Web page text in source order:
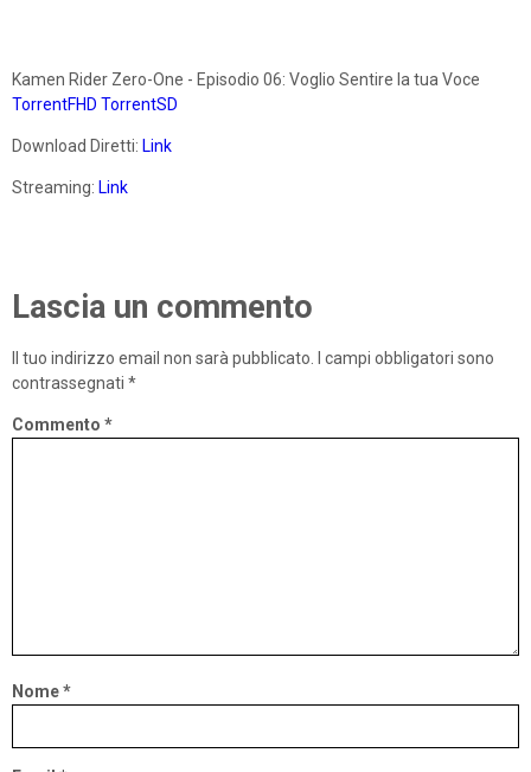
Kamen Rider Zero-One - Episodio 06: Voglio Sentire la tua Voce
TorrentFHD TorrentSD
Download Diretti: Link
Streaming: Link
Lascia un commento
Il tuo indirizzo email non sarà pubblicato.
I campi obbligatori sono
contrassegnati *
Commento *
Nome*